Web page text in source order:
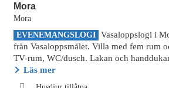
Mora
Mora
EVENEMANGSLOGI Vasaloppslogi i
från Vasaloppsmålet. Villa med fem rum
TV-rum, WC/dusch. Lakan och
Läs mer